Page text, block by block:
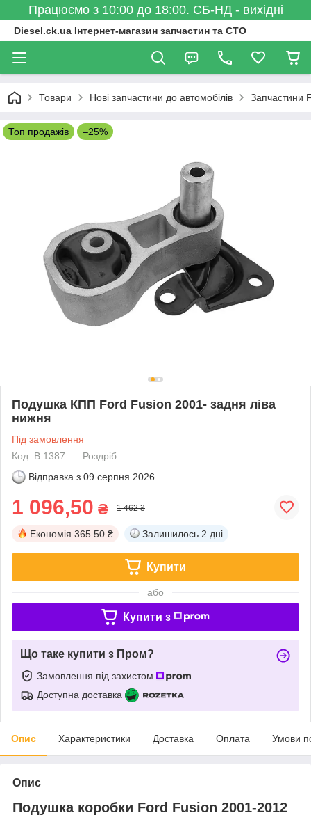
Працюємо з 10:00 до 18:00. СБ-НД - вихідні
Diesel.ck.ua Інтернет-магазин запчастин та СТО
Товари Нові запчастини до автомобілів Запчастини
Топ продажів –25%
Подушка КПП Ford Fusion 2001- задня ліва
нижня
Під замовлення
Код: B 1387
Роздріб
Відправка з 09 серпня 2026
1 096,50 ₴ 1 462 ₴
Економія 365.50 ₴ Залишилось 2 дні
Купити
або
Купити з
Що таке купити з Пром?
Замовлення під захистом
Доступна доставка
Опис Характеристики Доставка Оплата Умови
Опис
Подушка коробки Ford Fusion 2001-2012